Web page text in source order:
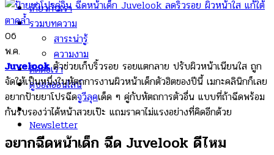
เกี่ยวกับเรา
รวมบทความ
สาระน่ารู้
ความงาม
ติดต่อเรา
ดูบอลออนไลน์
Newsletter
06
พ.ค.
Juvelookตัวช่วยเก็บริ้วรอย รอยแตกลาย ปรับผิวหน้าเนียนใส ถูก
จัดให้เป็นหนึ่งในหัตถการงานผิวหน้าเด็กตัวฮิตของปีนี้ เมกะคลินิกก็เลย
อยากป้ายยาโปรฉีดจูวีลุคเด็ด ๆ คู่กับหัตถการตัวอื่น แบบที่ถ้าฉีดพร้อม
กันรับรองว่าได้หน้าสวยเป๊ะ แถมราคาไม่แรงอย่างที่คิดอีกด้วย
อยากฉีดหน้าเด็ก ฉีด Juvelook ดีไหม